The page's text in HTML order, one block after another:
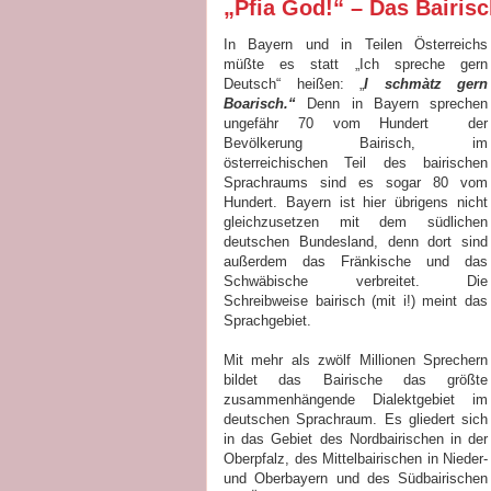
„Pfia God!“ – Das
In Bayern und in Teilen Österreichs
müßte es statt „Ich spreche gern
Deutsch“ heißen: „I schmàtz gern
Boarisch.“ Denn in Bayern sprechen
ungefähr 70 vom Hundert der
Bevölkerung Bairisch, im
österreichischen Teil des bairischen
Sprachraums sind es sogar 80 vom
Hundert. Bayern ist hier übrigens nicht
gleichzusetzen mit dem südlichen
deutschen Bundesland, denn dort sind
außerdem das Fränkische und das
Schwäbische verbreitet. Die
Schreibweise bairisch (mit i!) meint das
Sprachgebiet.
Mit mehr als zwölf Millionen Sprechern
bildet das Bairische das größte
zusammenhängende Dialektgebiet im
deutschen Sprachraum. Es gliedert sich
in das Gebiet des Nordbairischen in der
Oberpfalz, des Mittelbairischen in Nieder-
und Oberbayern und des Südbairischen